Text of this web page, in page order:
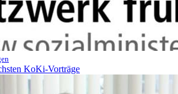
KoKi-Vorträge